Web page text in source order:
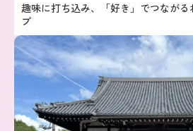
趣味に打ち込み、「好き」でつながる
プ